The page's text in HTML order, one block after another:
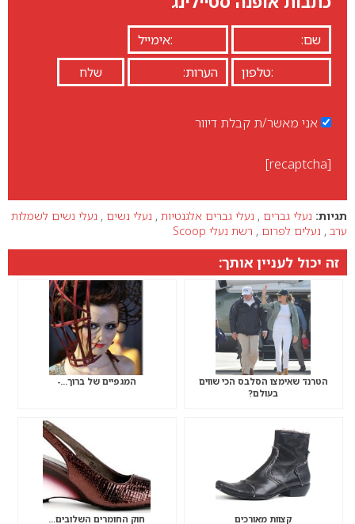
אני מאשר/ת קבלת דיוור
[recaptcha]
תגיות: נעלי גברים , נעלי גברים אלגנטיות , נעלי נשים , נעלי נשים לשמלות
ערב , נעלים לפרום , רשת נעלי Scoop
זה יכול לעניין אותך:
הטרנד שאימצו הסלבס הכי שווים
בעולם?
המגפיים של ברוך…-
קצוות מאורכים חוק החומרים השלובים…